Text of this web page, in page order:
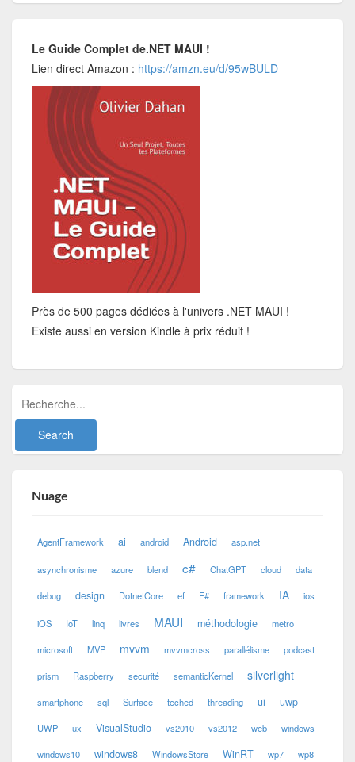
Le Guide Complet de.NET MAUI !
Lien direct Amazon : https://amzn.eu/d/95wBULD
Près de 500 pages dédiées à l'univers .NET MAUI !
Existe aussi en version Kindle à prix réduit !
Nuage
AgentFramework ai android Android asp.net
asynchronisme azure blend c# ChatGPT cloud data
debug design DotnetCore ef F# framework IA ios
iOS IoT linq livres MAUI méthodologie metro
microsoft MVP mvvm mvvmcross parallélisme podcast
prism Raspberry securité semanticKernel silverlight
smartphone sql Surface teched threading ui uwp
UWP ux VisualStudio vs2010 vs2012 web windows
windows10 windows8 WindowsStore WinRT wp7 wp8